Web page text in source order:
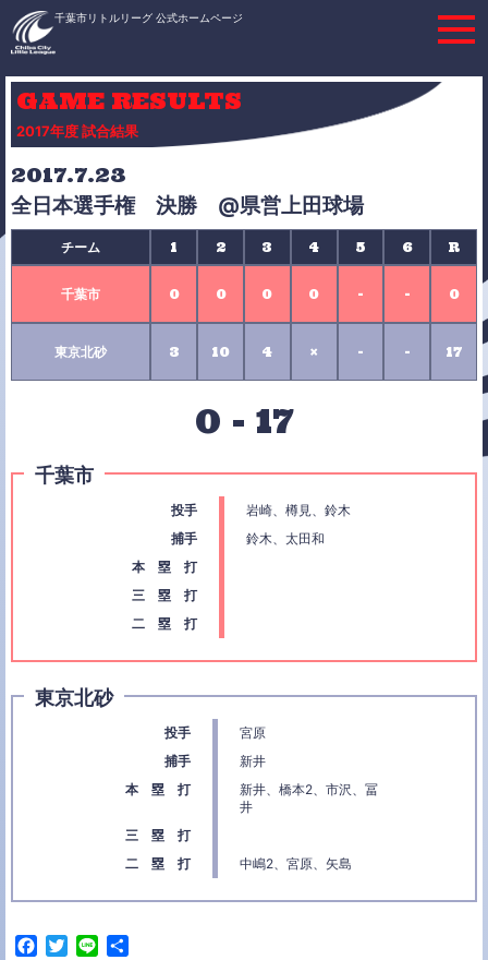
千葉市リトルリーグ 公式ホームページ
GAME RESULTS
2017年度 試合結果
2017.7.23
全日本選手権 決勝 @県営上田球場
チーム 1 2 3 4 5 6 R
千葉市 0 0 0 0 - - 0
東京北砂 3 10 4 × - - 17
0 - 17
千葉市
投手
岩崎、樽見、鈴木
捕手
鈴木、太田和
本 塁 打
三 塁 打
二 塁 打
東京北砂
投手
宮原
捕手
新井
本 塁 打
新井、橋本2、市沢、冨
井
三 塁 打
二 塁 打
中嶋2、宮原、矢島